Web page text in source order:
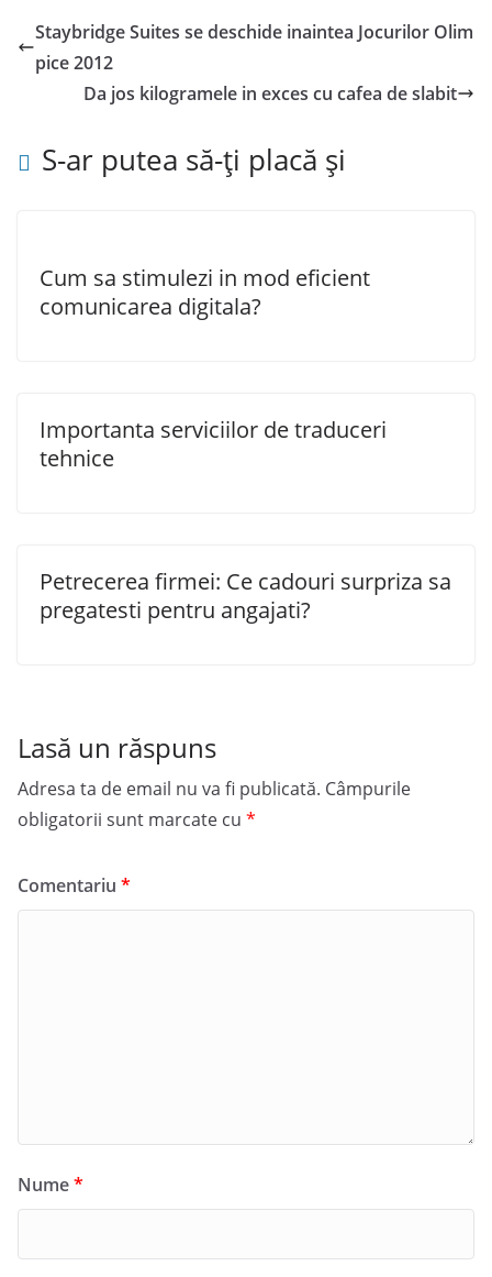
Staybridge Suites se deschide inaintea Jocurilor Olim
pice 2012
Da jos kilogramele in exces cu cafea de slabit
S-ar putea să-ți placă și
Cum sa stimulezi in mod eficient
comunicarea digitala?
Importanta serviciilor de traduceri
tehnice
Petrecerea firmei: Ce cadouri surpriza sa
pregatesti pentru angajati?
Lasă un răspuns
Adresa ta de email nu va fi publicată. Câmpurile
obligatorii sunt marcate cu *
Comentariu *
Nume*